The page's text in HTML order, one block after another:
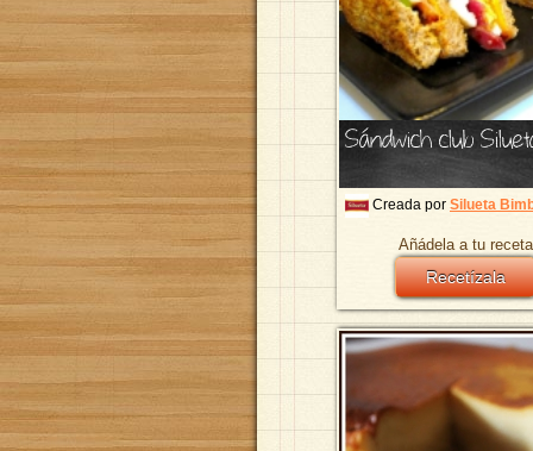
Sándwich club
Creada por Silueta
Añádela a tu
Recetízala